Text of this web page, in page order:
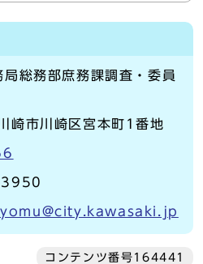
総務部庶務課調査・委員
市川崎区宮本町1番地
3950
コンテンツ番号164441